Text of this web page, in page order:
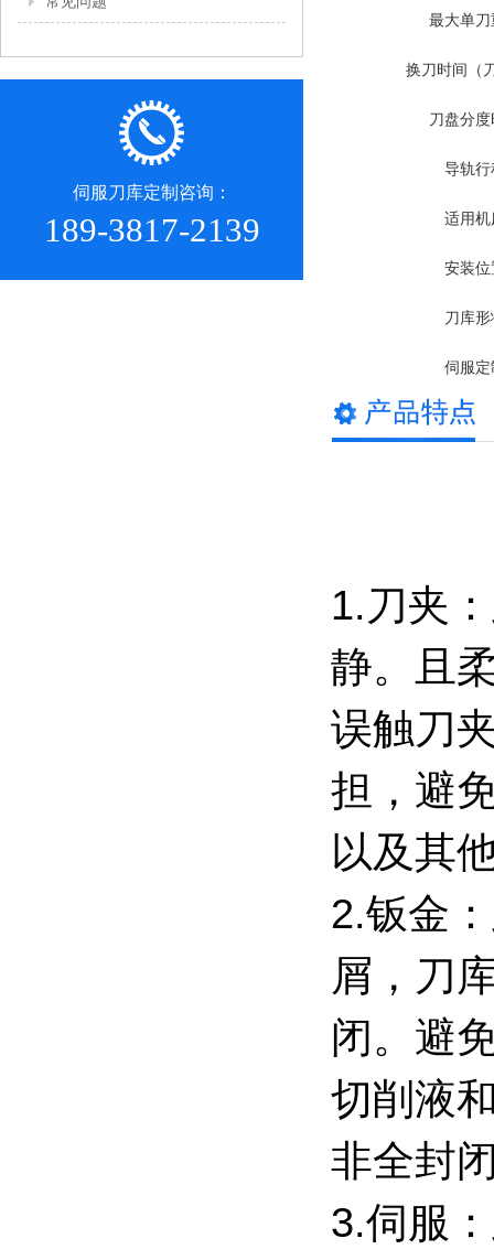
伺服刀库定制咨询：
189-3817-2139
最大单刀
换刀时间（
刀盘分
导轨行
适用机
安装位
刀库形
伺服定
1.刀夹
静。且
误触刀
担，避
以及其
2.钣金
屑，刀
闭。避
切削液
非全封
3.伺服